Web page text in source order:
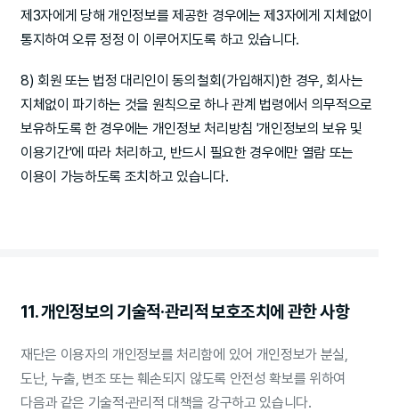
제3자에게 당해 개인정보를 제공한 경우에는 제3자에게 지체없이
통지하여 오류 정정 이 이루어지도록 하고 있습니다.
8) 회원 또는 법정 대리인이 동의철회(가입해지)한 경우, 회사는
지체없이 파기하는 것을 원칙으로 하나 관계 법령에서 의무적으로
보유하도록 한 경우에는 개인정보 처리방침 '개인정보의 보유 및
이용기간'에 따라 처리하고, 반드시 필요한 경우에만 열람 또는
이용이 가능하도록 조치하고 있습니다.
11. 개인정보의 기술적·관리적 보호조치에 관한 사항
재단은 이용자의 개인정보를 처리함에 있어 개인정보가 분실,
도난, 누출, 변조 또는 훼손되지 않도록 안전성 확보를 위하여
다음과 같은 기술적·관리적 대책을 강구하고 있습니다.